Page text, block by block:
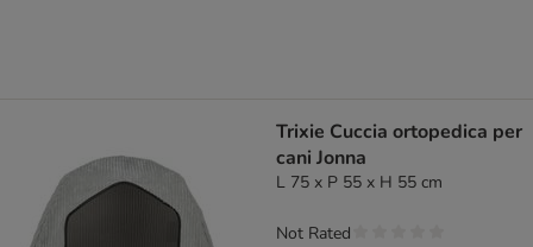
Trixie Cuccia ortopedica per
cani Jonna
L 75 x P 55 x H 55 cm
Not Rated